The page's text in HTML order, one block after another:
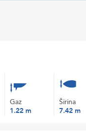
Gaz
1.22 m
Širina
7.42 m